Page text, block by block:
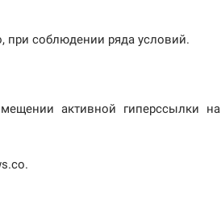
при соблюдении ряда условий.
активной гиперссылки на